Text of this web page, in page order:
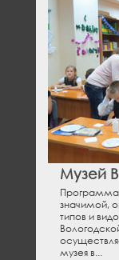
Музей
Программа
значимой,
типов и
музея в...